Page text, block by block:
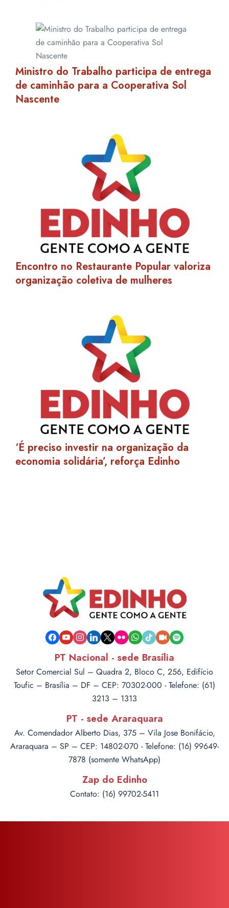
Ministro do Trabalho participa de entrega
de caminhão para a Cooperativa Sol
Nascente
Encontro no Restaurante Popular valoriza
organização coletiva de mulheres
‘É preciso investir na organização da
economia solidária’, reforça Edinho
facebook
youtubeinstagram
linkedin
x flickrwhatsapp
tiktokvideo-spotify
PT Nacional - sede Brasília
Setor Comercial Sul – Quadra 2, Bloco C, 256, Edifício
Toufic – Brasília – DF – CEP: 70302-000 - Telefone: (61)
3213 – 1313
PT - sede Araraquara
Av. Comendador Alberto Dias, 375 – Vila Jose Bonifácio,
Araraquara – SP – CEP: 14802-070 - Telefone: (16) 99649-
7878 (somente WhatsApp)
Zap do Edinho
Contato: (16) 99702-5411